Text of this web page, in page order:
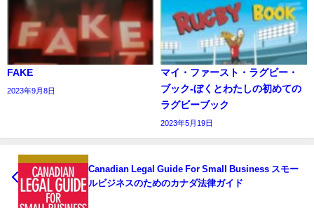
FAKE
2023年9月8日
マイ・ファースト・ラグビー・
ブック‐ぼくとわたしの初めての
ラグビーブック
2023年5月19日
Canadian Legal Guide For Small Business スモー
ルビジネスのためのカナダ法律ガイド